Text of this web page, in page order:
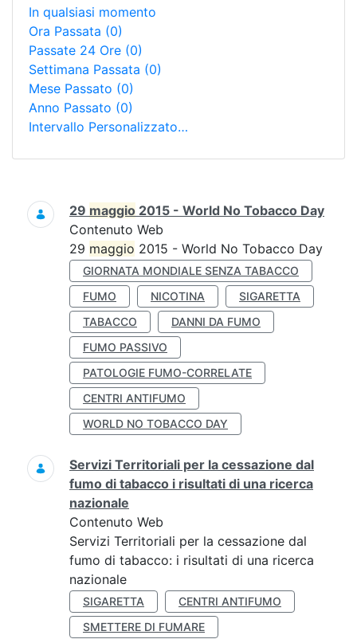
In qualsiasi momento
Ora Passata (0)
Passate 24 Ore (0)
Settimana Passata (0)
Mese Passato (0)
Anno Passato (0)
Intervallo Personalizzato…
Ricerca
29 maggio 2015 - World No Tobacco Day
Contenuto Web
29 maggio 2015 - World No Tobacco Day
GIORNATA MONDIALE SENZA TABACCO
FUMO
NICOTINA
SIGARETTA
TABACCO
DANNI DA FUMO
FUMO PASSIVO
PATOLOGIE FUMO-CORRELATE
CENTRI ANTIFUMO
WORLD NO TOBACCO DAY
Servizi Territoriali per la cessazione dal
fumo di tabacco i risultati di una ricerca
nazionale
Contenuto Web
Servizi Territoriali per la cessazione dal
fumo di tabacco: i risultati di una ricerca
nazionale
SIGARETTA
CENTRI ANTIFUMO
SMETTERE DI FUMARE